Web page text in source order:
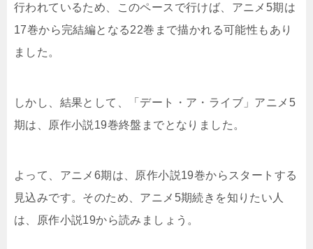
行われているため、このペースで行けば、アニメ5期は
17巻から完結編となる22巻まで描かれる可能性もあり
ました。
しかし、結果として、「デート・ア・ライブ」アニメ5
期は、原作小説19巻終盤までとなりました。
よって、アニメ6期は、原作小説19巻からスタートする
見込みです。そのため、アニメ5期続きを知りたい人
は、原作小説19から読みましょう。